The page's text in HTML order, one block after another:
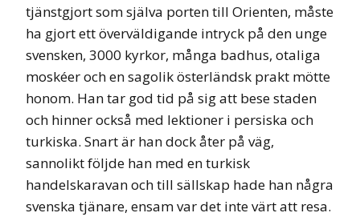
tjänstgjort som själva porten till Orienten, måste
ha gjort ett överväldigande intryck på den unge
svensken, 3000 kyrkor, många badhus, otaliga
moskéer och en sagolik österländsk prakt mötte
honom. Han tar god tid på sig att bese staden
och hinner också med lektioner i persiska och
turkiska. Snart är han dock åter på väg,
sannolikt följde han med en turkisk
handelskaravan och till sällskap hade han några
svenska tjänare, ensam var det inte värt att resa.